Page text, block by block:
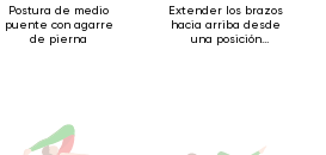
Postura de medio
puente con agarre
de pierna
Extender los brazos
hacia arriba desde
una posición